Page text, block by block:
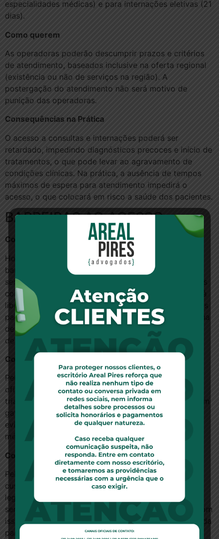
especialidades médicas) e para internações eletivas (21
dias).
Como querem
As operadoras poderão descumprir prazos e critérios
de atendimento, baseados inclusive na oferta regional
(existência ou não de serviços na região). A
postergação do atendimento não será motivo de
punição das operadoras.
Consequências na Prática
O acesso a consultas e internações poderá ser
retardado, impedindo diagnósticos precoces e início de
tratamentos, o que pode levar ao agravamento de
condições clínicas. Na prática, a ausência de tempos
máximos de espera para atendimento impedirá o
acesso, o que colocará em risco a saúde dos pacientes.
BARREIRAS AO ACESSO
Como é hoje
Hoje em dia as operadoras lançam mão de diversas
barreiras que impedem o acesso do consumidor aos
serviços de saúde adequados, através de mecanismos
como autorizações prévias e juntas médicas prévios à
liberação ou não de tratamentos, que impedem que os
pacientes e seus médicos tenham liberdade de escolha
de especialistas, de locais de realização de exames e
de serviços credenciados ou retardam atendimento.
Como querem
Pela nova lei, os mecanismos hoje existentes serão
oficializados, além de mecanismos novos, como a
triagem e avaliação inicial, que poderá ser feita por um
gate-keeper (“médico-porteiro”, que tem a função de
evitar o acesso direto ou o encaminhamento para
médicos especialistas e exames), referendados.
Consequências na Prática
Pelas novas regras a atenção especializada e de alto
custo poderia ser negada com base em normas
legalmente instituídas. Os pacientes não acessariam
serviços até mesmo credenciados pela operadora. Com
isso, a rede de serviços apresentada como propaganda
para atrair clientes não corresponderia àquela